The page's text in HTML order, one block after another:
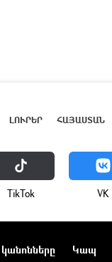
ԼՈՒՐԵՐ ՀԱՅԱՍՏԱՆ
ТikТоk VK
Կապ